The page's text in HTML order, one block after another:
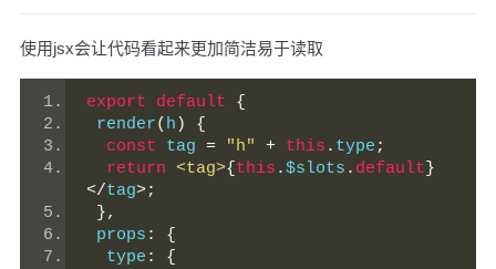
使用jsx会让代码看起来更加简洁易于读取
export default
{
render( h )
{
const tag = "h" + this . type ;
return <tag>{ this .$slots . default }
</tag>;
},
props :
{
  type
:
{